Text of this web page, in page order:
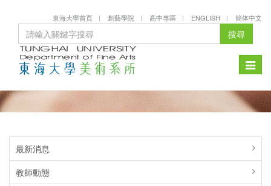
東海大學首頁 創藝學院 高中專區 ENGLISH 簡体中文
搜尋
Toggle
最新消息
教師動態